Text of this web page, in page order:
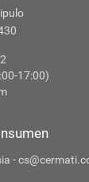
17:00)
-